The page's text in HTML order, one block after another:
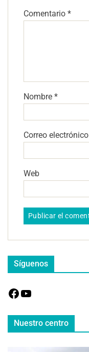
Comentario *
Nombre *
Correo electrónico
Web
Síguenos
Nuestro centro